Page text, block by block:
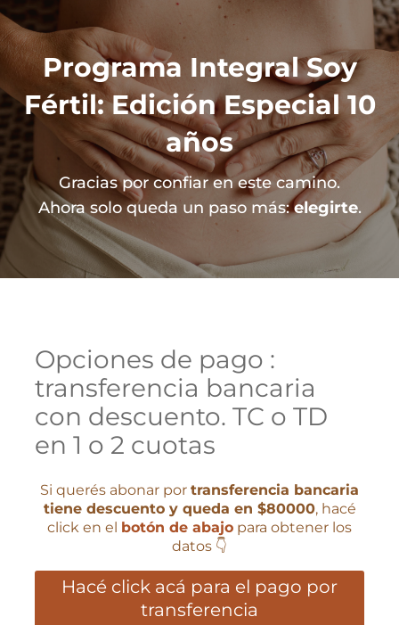
Programa Integral Soy
Fértil: Edición Especial 10
años
Gracias por confiar en este camino.
Ahora solo queda un paso más:elegirte.
Opciones de pago :
transferencia bancaria
con descuento. TC o TD
en 1 o 2 cuotas
Si querés abonar por transferencia bancaria
tiene descuento y queda en $80000, hacé
click en el botón de abajo para obtener los
datos 👇
Hacé click acá para el pago por
transferencia